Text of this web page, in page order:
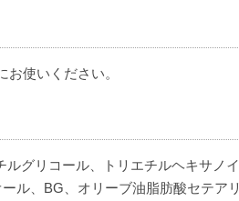
使いください。
グリコール、トリエチルヘキサノイ
ル、BG、オリーブ油脂肪酸セテアリ